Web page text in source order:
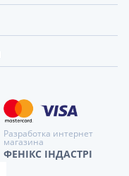
Разработка интернет
магазина
ФЕНІКС ІНДАСТРІ